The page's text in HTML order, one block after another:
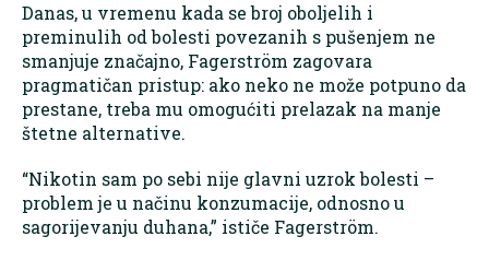
Danas, u vremenu kada se broj oboljelih i
preminulih od bolesti povezanih s pušenjem ne
smanjuje značajno, Fagerström zagovara
pragmatičan pristup: ako neko ne može potpuno da
prestane, treba mu omogućiti prelazak na manje
štetne alternative.
“Nikotin sam po sebi nije glavni uzrok bolesti –
problem je u načinu konzumacije, odnosno u
sagorijevanju duhana,” ističe Fagerström.